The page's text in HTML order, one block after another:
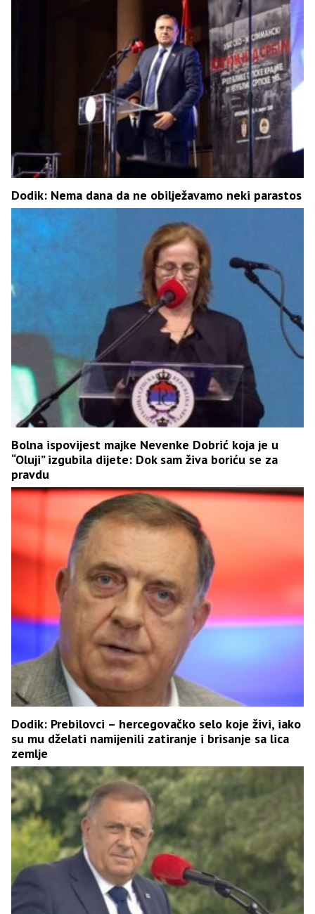
Dodik: Nema dana da ne obilježavamo neki parastos
Bolna ispovijest majke Nevenke Dobrić koja je u
“Oluji” izgubila dijete: Dok sam živa boriću se za
pravdu
Dodik: Prebilovci – hercegovačko selo koje živi, iako
su mu dželati namijenili zatiranje i brisanje sa lica
zemlje